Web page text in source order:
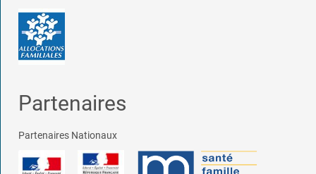
Partenaires
Partenaires Nationaux